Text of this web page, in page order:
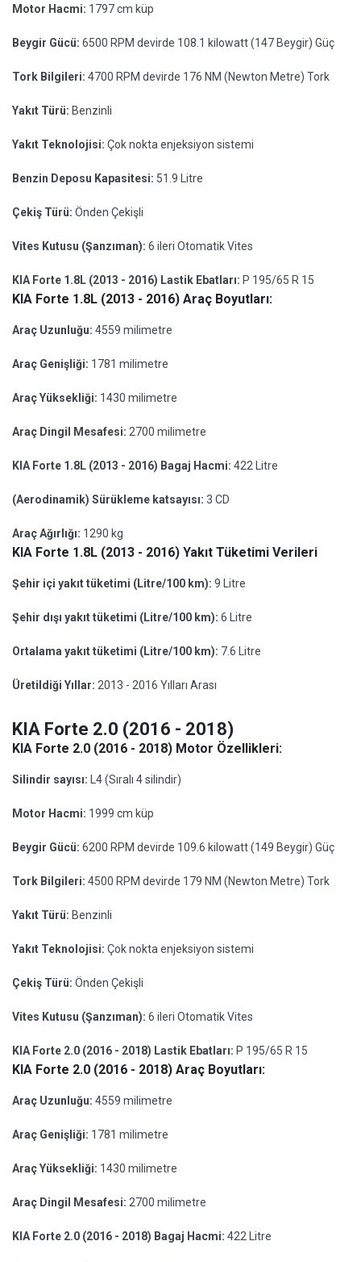
Motor Hacmi: 1797 cm küp
Beygir Gücü: 6500 RPM devirde 108.1 kilowatt (147 Beygir) Güç
Tork Bilgileri: 4700 RPM devirde 176 NM (Newton Metre) Tork
Yakıt Türü: Benzinli
Yakıt Teknolojisi: Çok nokta enjeksiyon sistemi
Benzin Deposu Kapasitesi: 51.9 Litre
Çekiş Türü: Önden Çekişli
Vites Kutusu (Şanzıman): 6 ileri Otomatik Vites
KIA Forte 1.8L (2013 - 2016) Lastik Ebatları: P 195/65 R 15
KIA Forte 1.8L (2013 - 2016) Araç Boyutları:
Araç Uzunluğu: 4559 milimetre
Araç Genişliği: 1781 milimetre
Araç Yüksekliği: 1430 milimetre
Araç Dingil Mesafesi: 2700 milimetre
KIA Forte 1.8L (2013 - 2016) Bagaj Hacmi: 422 Litre
(Aerodinamik) Sürükleme katsayısı: 3 CD
Araç Ağırlığı: 1290 kg
KIA Forte 1.8L (2013 - 2016) Yakıt Tüketimi Verileri
Şehir içi yakıt tüketimi (Litre/100 km): 9 Litre
Şehir dışı yakıt tüketimi (Litre/100 km): 6 Litre
Ortalama yakıt tüketimi (Litre/100 km): 7.6 Litre
Üretildiği Yıllar: 2013 - 2016 Yılları Arası
KIA Forte 2.0 (2016 - 2018)
KIA Forte 2.0 (2016 - 2018) Motor Özellikleri:
Silindir sayısı: L4 (Sıralı 4 silindir)
Motor Hacmi: 1999 cm küp
Beygir Gücü: 6200 RPM devirde 109.6 kilowatt (149 Beygir) Güç
Tork Bilgileri: 4500 RPM devirde 179 NM (Newton Metre) Tork
Yakıt Türü: Benzinli
Yakıt Teknolojisi: Çok nokta enjeksiyon sistemi
Çekiş Türü: Önden Çekişli
Vites Kutusu (Şanzıman): 6 ileri Otomatik Vites
KIA Forte 2.0 (2016 - 2018) Lastik Ebatları: P 195/65 R 15
KIA Forte 2.0 (2016 - 2018) Araç Boyutları:
Araç Uzunluğu: 4559 milimetre
Araç Genişliği: 1781 milimetre
Araç Yüksekliği: 1430 milimetre
Araç Dingil Mesafesi: 2700 milimetre
KIA Forte 2.0 (2016 - 2018) Bagaj Hacmi: 422 Litre